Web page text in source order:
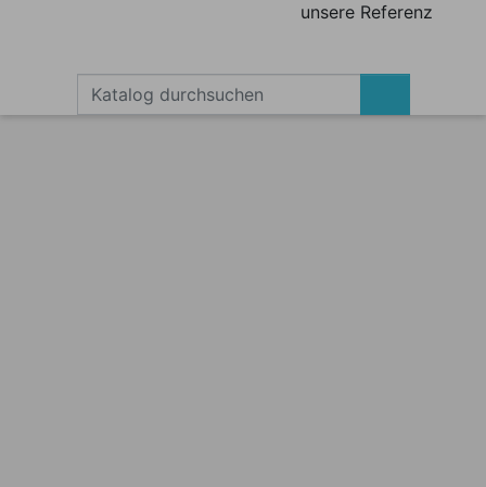
unsere Referenz